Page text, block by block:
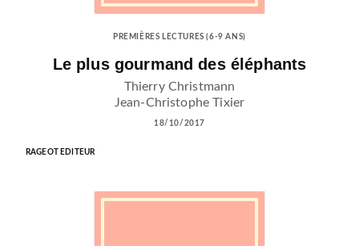
PREMIÈRES LECTURES (6-9 ANS)
Le plus gourmand des éléphants
Thierry Christmann
Jean-Christophe Tixier
18/10/2017
RAGEOT EDITEUR